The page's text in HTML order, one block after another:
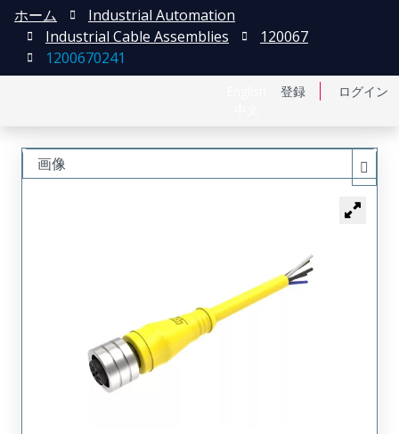
登録 ログイン
ホーム
Industrial Automation
Industrial Cable Assemblies
120067
1200670241
画像